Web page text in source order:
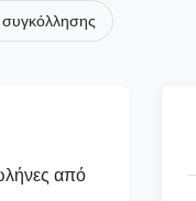
από